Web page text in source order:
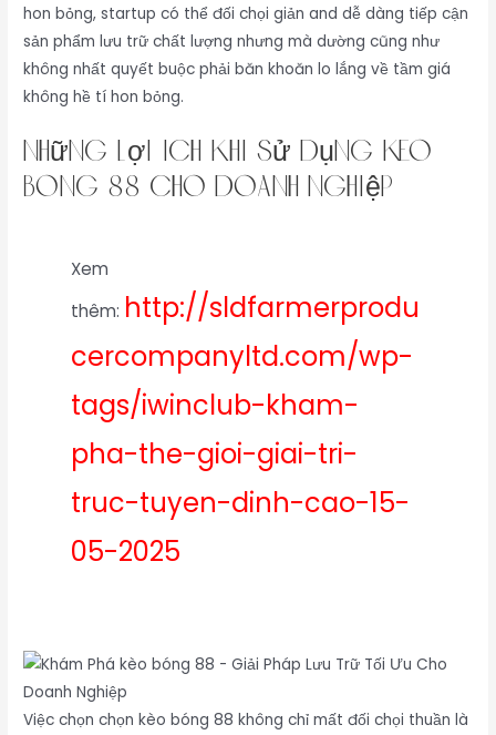
hon bỏng, startup có thể đối chọi giản and dễ dàng tiếp cận
sản phẩm lưu trữ chất lượng nhưng mà dường cũng như
không nhất quyết buộc phải băn khoăn lo lắng về tầm giá
không hề tí hon bỏng.
Những Lợi Ích Khi Sử Dụng kèo
bóng 88 Cho Doanh Nghiệp
Xem
thêm: http://sldfarmerprodu
cercompanyltd.com/wp-
tags/iwinclub-kham-
pha-the-gioi-giai-tri-
truc-tuyen-dinh-cao-15-
05-2025
Việc chọn chọn kèo bóng 88 không chỉ mất đối chọi thuần là